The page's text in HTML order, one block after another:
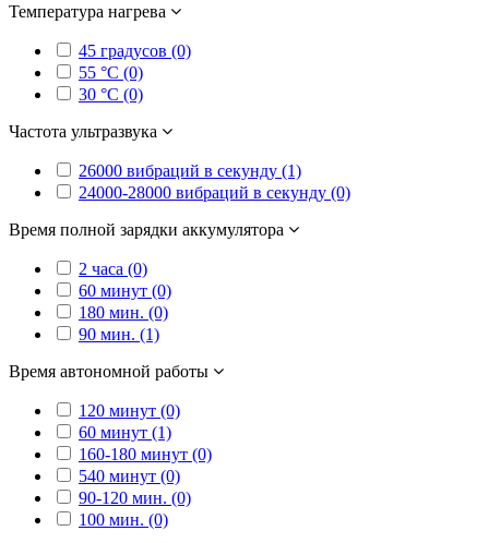
Температура нагрева
45 градусов (0)
55 °C (0)
30 °C (0)
Частота ультразвука
26000 вибраций в секунду (1)
24000-28000 вибраций в секунду (0)
Время полной зарядки аккумулятора
2 часа (0)
60 минут (0)
180 мин. (0)
90 мин. (1)
Время автономной работы
120 минут (0)
60 минут (1)
160-180 минут (0)
540 минут (0)
90-120 мин. (0)
100 мин. (0)